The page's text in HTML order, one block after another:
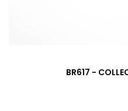
BR617 -